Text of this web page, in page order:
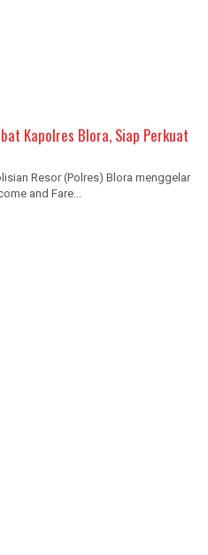
Kapolres Blora, Siap Perkuat
Resor (Polres) Blora menggelar
and Fare...